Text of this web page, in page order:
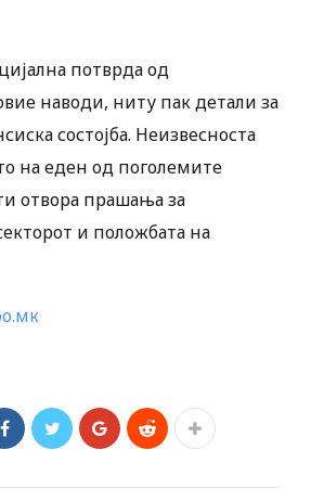
потврда од
наводи, ниту пак детали за
состојба. Неизвесноста
на еден од поголемите
отвора прашања за
и положбата на